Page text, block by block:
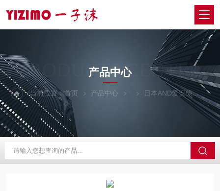
PRODUCTS CENTER
产品中心
当前位置：首页 产品中心 日本AND爱安德 GX-